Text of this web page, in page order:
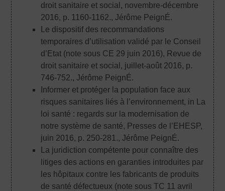
droit sanitaire et social, novembre-décembre
2016, p. 1160-1162., Jérôme PeignÉ.
Le dispositif des recommandations
temporaires d’utilisation validé par le Conseil
d’Etat (note sous CE 29 juin 2016), Revue de
droit sanitaire et social, juillet-août 2016, p.
746-752., Jérôme PeignÉ.
Informer et protéger la population face aux
risques sanitaires liés à l’environnement, in La
loi santé : regards sur la modernisation de
notre système de santé, Presses de l’EHESP,
juin 2016, p. 250-281., Jérôme PeignÉ.
La juridiction compétente pour connaître des
litiges des actions en garanties introduites par
les hôpitaux contre les fabricants de produits
de santé défectueux (note sous TC 11 avril